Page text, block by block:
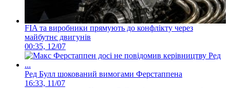
FIA та виробники прямують до конфлікту через
майбутнє двигунів
00:35, 12/07
Ред Булл шокований вимогами Ферстаппена
16:33, 11/07